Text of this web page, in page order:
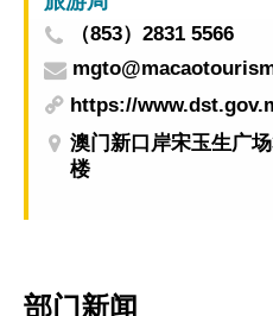
（853）2831 5566
https://
澳门新口岸宋玉生广
楼
部门新闻